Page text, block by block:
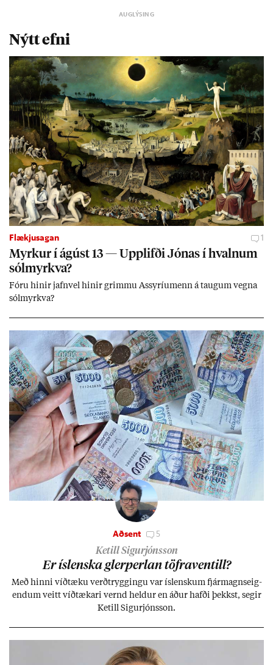
Nýtt efni
Flækjusagan 1
Myrk­ur í ág­úst 13 — Upp­lifði Jón­as í hvaln­um
sól­myrkva?
Fóru hinir jafn­vel hinir grimmu Ass­yríu­menn á taug­um vegna
sól­myrkva?
Aðsent 5
Ketill Sigurjónsson
Er ís­lenska glerperl­an töfra­ventill?
Með hinni víð­tæku verð­trygg­ingu var ís­lensk­um fjár­magns­eig­
end­um veitt víð­tæk­ari vernd held­ur en áð­ur hafði þekkst, seg­ir
Ketill Sig­ur­jóns­son.